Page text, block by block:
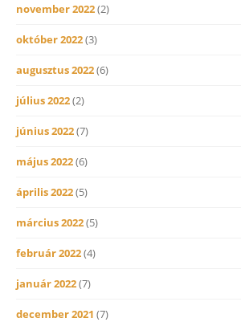
november 2022(2)
október 2022(3)
augusztus 2022(6)
július 2022(2)
június 2022(7)
május 2022(6)
április 2022(5)
március 2022(5)
február 2022(4)
január 2022(7)
december 2021 (7)